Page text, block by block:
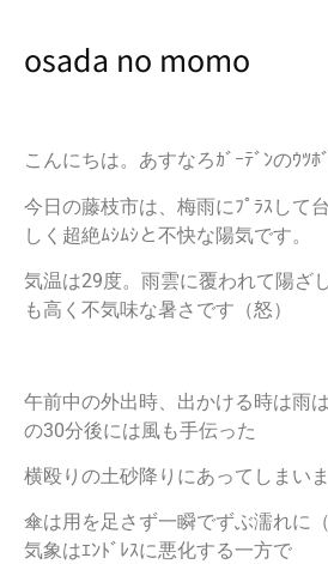
osada no momo
こんにちは。あすなろｶﾞｰﾃﾞﾝのｳﾂﾎﾞ
今日の藤枝市は、梅雨にﾌﾟﾗｽして
しく超絶ﾑｼﾑｼと不快な陽気です。
気温は29度。雨雲に覆われて陽ざ
も高く不気味な暑さです（怒）
午前中の外出時、出かける時は雨
の30分後には風も手伝った
横殴りの土砂降りにあってしまいま
傘は用を足さず一瞬でずぶ濡れに
気象はｴﾝﾄﾞﾚｽに悪化する一方で